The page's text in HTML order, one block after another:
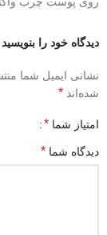
دیدگاه خود را بنویسید
نشانی ایمیل شما
شده‌اند *
امتیاز شما *
دیدگاه شما *